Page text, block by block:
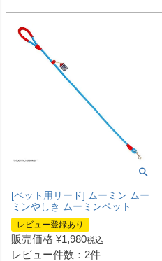
[ペット用リード] ムーミン ムー
ミンやしき ムーミンペット
レビュー登録あり
販売価格 ¥1,980税込
レビュー件数：2件